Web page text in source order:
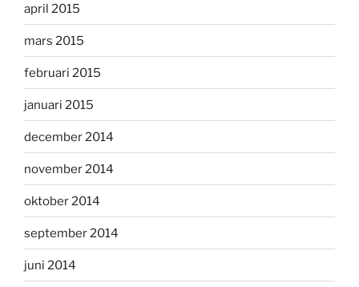
april 2015
mars 2015
februari 2015
januari 2015
december 2014
november 2014
oktober 2014
september 2014
juni 2014